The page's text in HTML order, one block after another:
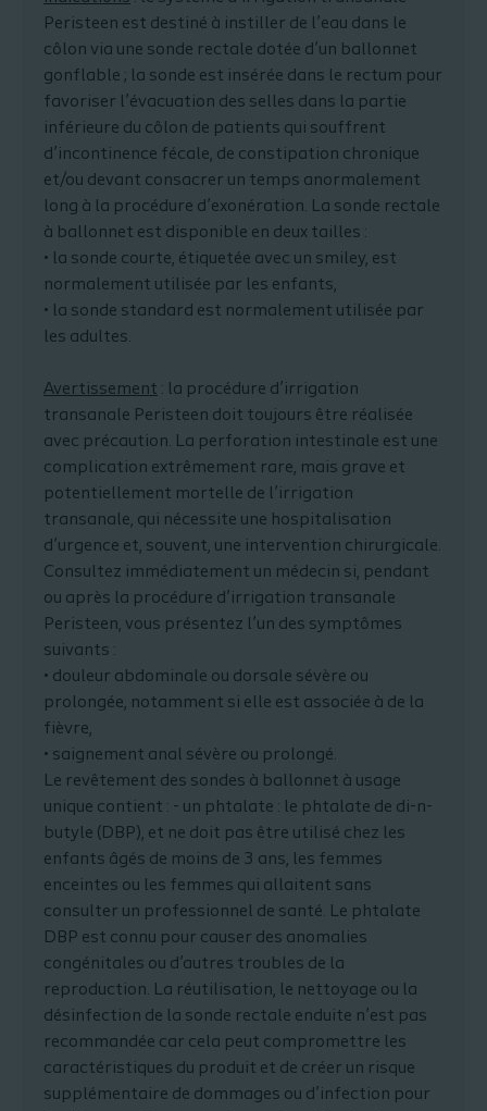
Peristeen est destiné à instiller de l’eau dans le
côlon via une sonde rectale dotée d’un ballonnet
gonflable ; la sonde est insérée dans le rectum pour
favoriser l’évacuation des selles dans la partie
inférieure du côlon de patients qui souffrent
d’incontinence fécale, de constipation chronique
et/ou devant consacrer un temps anormalement
long à la procédure d’exonération. La sonde rectale
à ballonnet est disponible en deux tailles :
• la sonde courte, étiquetée avec un smiley, est
normalement utilisée par les enfants,
• la sonde standard est normalement utilisée par
les adultes.
Avertissement : la procédure d’irrigation
transanale Peristeen doit toujours être réalisée
avec précaution. La perforation intestinale est une
complication extrêmement rare, mais grave et
potentiellement mortelle de l’irrigation
transanale, qui nécessite une hospitalisation
d’urgence et, souvent, une intervention chirurgicale.
Consultez immédiatement un médecin si, pendant
ou après la procédure d’irrigation transanale
Peristeen, vous présentez l’un des symptômes
suivants :
• douleur abdominale ou dorsale sévère ou
prolongée, notamment si elle est associée à de la
fièvre,
• saignement anal sévère ou prolongé.
Le revêtement des sondes à ballonnet à usage
unique contient : - un phtalate : le phtalate de di-n-
butyle (DBP), et ne doit pas être utilisé chez les
enfants âgés de moins de 3 ans, les femmes
enceintes ou les femmes qui allaitent sans
consulter un professionnel de santé. Le phtalate
DBP est connu pour causer des anomalies
congénitales ou d’autres troubles de la
reproduction. La réutilisation, le nettoyage ou la
désinfection de la sonde rectale enduite n’est pas
recommandée car cela peut compromettre les
caractéristiques du produit et de créer un risque
supplémentaire de dommages ou d’infection pour